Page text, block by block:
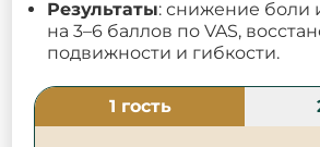
Результаты: снижение боли
на 3–6 баллов по VAS,
подвижности и гибкости.
1 гость